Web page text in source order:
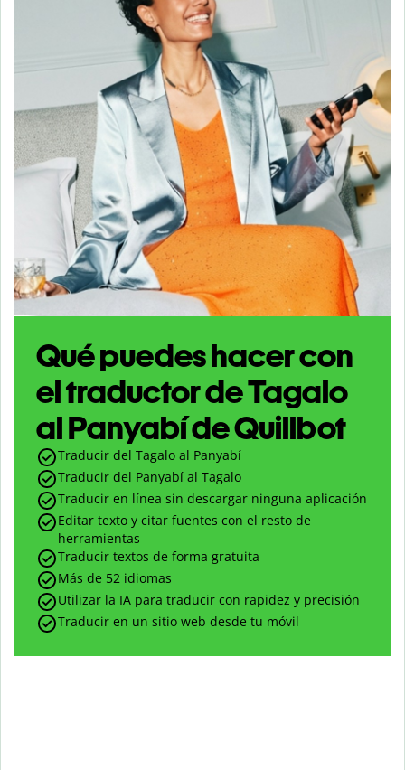
Qué puedes hacer con
el traductor de Tagalo
al Panyabí de Quillbot
Traducir del Tagalo al Panyabí
Traducir del Panyabí al Tagalo
Traducir en línea sin descargar ninguna aplicación
Editar texto y citar fuentes con el resto de
herramientas
Traducir textos de forma gratuita
Más de 52 idiomas
Utilizar la IA para traducir con rapidez y precisión
Traducir en un sitio web desde tu móvil